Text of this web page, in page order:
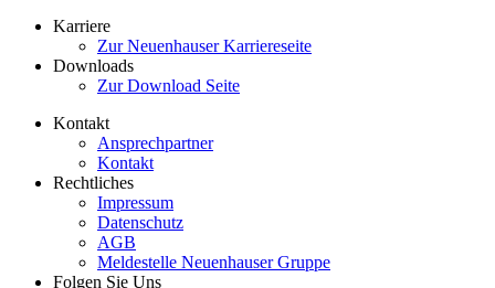
Karriere
Zur Neuenhauser Karriereseite
Downloads
Zur Download Seite
Kontakt
Ansprechpartner
Kontakt
Rechtliches
Impressum
Datenschutz
AGB
Meldestelle Neuenhauser Gruppe
Folgen Sie Uns